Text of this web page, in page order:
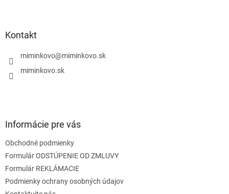
Kontakt
miminkovo@miminkovo.sk
miminkovo.sk
Informácie pre vás
Obchodné podmienky
Formulár ODSTÚPENIE OD ZMLUVY
Formulár REKLÁMACIE
Podmienky ochrany osobných údajov